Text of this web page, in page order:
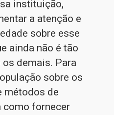
instituição,
a atenção e
sobre esse
ainda não é tão
demais. Para
sobre os
métodos de
como fornecer